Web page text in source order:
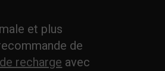
et plus
de
recharge avec